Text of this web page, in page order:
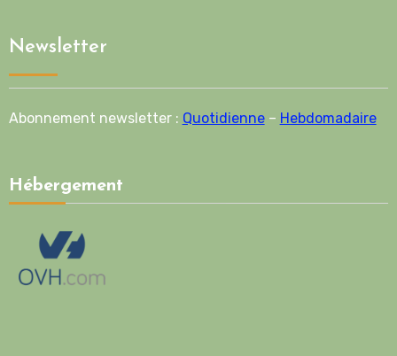
Newsletter
Abonnement newsletter : Quotidienne– Hebdomadaire
Hébergement